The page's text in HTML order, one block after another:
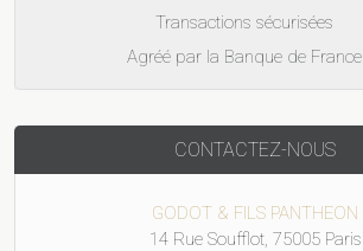
Transactions sécurisées
Agréé par la Banque de France
CONTACTEZ-NOUS
GODOT & FILS PANTHEON
14 Rue Soufflot, 75005 Paris